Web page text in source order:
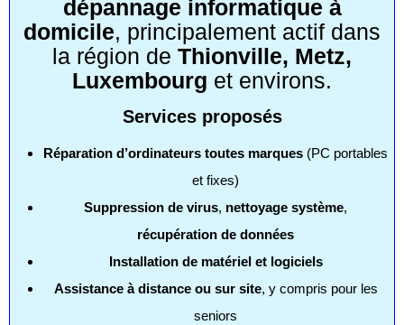
dépannage informatique à
domicile, principalement actif dans
la région de Thionville, Metz,
Luxembourg et environs.
Services proposés
Réparation d’ordinateurs toutes marques (PC portables
et fixes)
Suppression de virus, nettoyage système,
récupération de données
Installation de matériel et logiciels
Assistance à distance ou sur site, y compris pour les
seniors